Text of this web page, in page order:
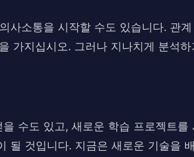
사소통을 시작할 수도 있습니다. 관
가지십시오. 그러나 지나치게 분석
수도 있고, 새로운 학습 프로젝트
될 것입니다. 지금은 새로운 기술을